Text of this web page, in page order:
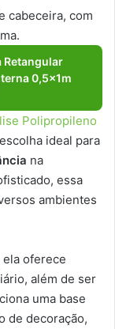
Retangular
0,5x1m
Polipropileno
ideal para
na
essa
ambientes
oferece
além de ser
uma base
de decoração,